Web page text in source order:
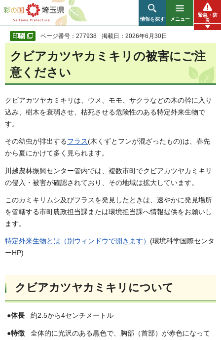
彩の国 埼玉県
情報を探す メニュー
緊急・防
災
ページ番号：277938 掲載日：2026年6月30日
クビアカツヤカミキリの被害にご注
意ください
クビアカツヤカミキリは、ウメ、モモ、サクラなどの木の幹に入り
込み、樹木を衰弱させ、枯死させる危険性のある特定外来生物で
す。
その幼虫が排出するフラス(木くずとフンが混ざったもの)は、春先
から夏にかけて多く見られます。
川越農林振興センター管内では、複数市町でクビアカツヤカミキリ
の侵入・被害が確認されており、その地域は拡大しています。
このカミキリムシ及びフラスを発見したときは、速やかに発見場所
を管轄する市町農政担当課または環境担当課へ情報提供をお願いし
ます。
特定外来生物とは（別ウィンドウで開きます） (環境科学国際センタ
ーHP)
クビアカツヤカミキリについて
●体長 約2.5から4センチメートル
●特徴 全体的に光沢のある黒色で、胸部（首部）が赤色になって